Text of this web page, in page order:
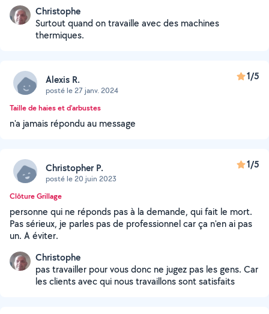
Christophe
Surtout quand on travaille avec des machines
thermiques.
Alexis R.
posté le 27 janv. 2024
1/5
Taille de haies et d'arbustes
n'a jamais répondu au message
Christopher P.
posté le 20 juin 2023
1/5
Clôture Grillage
personne qui ne réponds pas à la demande, qui fait le mort.
Pas sérieux, je parles pas de professionnel car ça n'en ai pas
un. A éviter.
Christophe
pas travailler pour vous donc ne jugez pas les gens. Car
les clients avec qui nous travaillons sont satisfaits